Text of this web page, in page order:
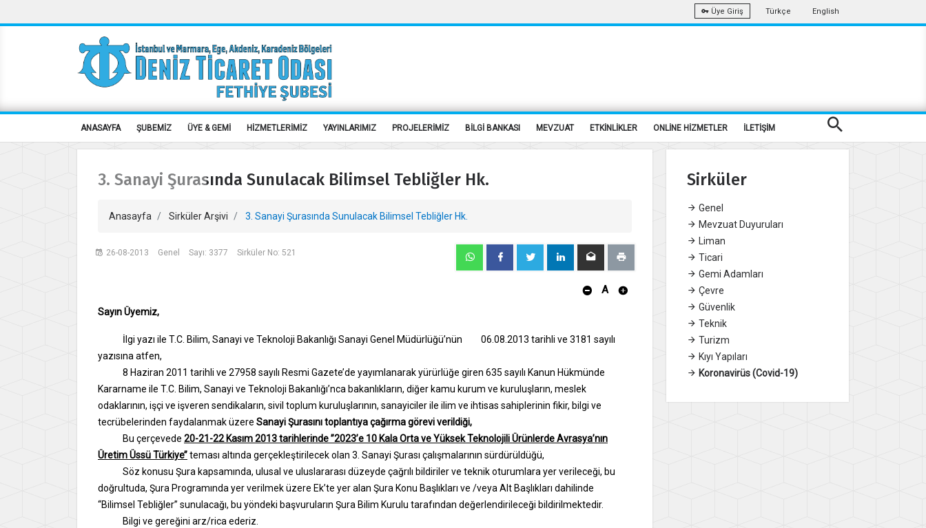
Üye Giriş Türkçe English
ANASAYFA ŞUBEMİZ ÜYE & GEMİ HİZMETLERİMİZ YAYINLARIMIZ PROJELERİMİZ BİLGİ BANKASI MEVZUAT ETKİNLİKLER ONLİNE HİZMETLER İLETİŞİM
3. Sanayi Şurasında Sunulacak Bilimsel Tebliğler Hk.
Anasayfa Sirküler Arşivi 3. Sanayi Şurasında Sunulacak Bilimsel Tebliğler Hk.
26-08-2013 Genel Sayı: 3377 Sirküler No: 521
A
Sayın Üyemiz,
İlgi yazı ile T.C. Bilim, Sanayi ve Teknoloji Bakanlığı Sanayi Genel Müdürlüğü’nün
06.08.2013 tarihli ve 3181 sayılı
yazısına atfen,
8 Haziran 2011 tarihli ve 27958 sayılı Resmi Gazete’de yayımlanarak yürürlüğe giren 635 sayılı Kanun Hükmünde
Kararname ile T.C. Bilim, Sanayi ve Teknoloji Bakanlığı’nca bakanlıkların, diğer kamu kurum ve kuruluşların, meslek
odaklarının, işçi ve işveren sendikaların, sivil toplum kuruluşlarının, sanayiciler ile ilim ve ihtisas sahiplerinin fikir, bilgi ve
tecrübelerinden faydalanmak üzere Sanayi Şurasını toplantıya çağırma görevi verildiği,
Bu çerçevede 20-21-22 Kasım 2013 tarihlerinde ’’2023’e 10 Kala Orta ve Yüksek Teknolojili Ürünlerde Avrasya’nın
Üretim Üssü Türkiye’’teması altında gerçekleştirilecek olan 3. Sanayi Şurası çalışmalarının sürdürüldüğü,
Söz konusu Şura kapsamında, ulusal ve uluslararası düzeyde çağrılı bildiriler ve teknik oturumlara yer verileceği, bu
doğrultuda, Şura Programında yer verilmek üzere Ek’te yer alan Şura Konu Başlıkları ve /veya Alt Başlıkları dahilinde
‘‘Bilimsel Tebliğler’’ sunulacağı, bu yöndeki başvuruların Şura Bilim Kurulu tarafından değerlendirileceği bildirilmektedir.
Bilgi ve gereğini arz/rica ederiz.
Sirküler
Genel
Mevzuat Duyuruları
Liman
Ticari
Gemi Adamları
Çevre
Güvenlik
Teknik
Turizm
Kıyı Yapıları
Koronavirüs (Covid-19)